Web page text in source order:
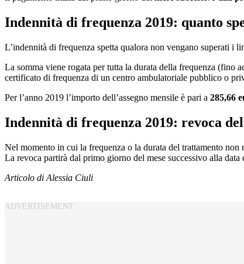
Indennità di frequenza 2019: quanto
L’indennità di frequenza spetta qualora non vengano superati
La somma viene rogata per tutta la durata della frequenza (fino
certificato di frequenza di un centro ambulatoriale pubblico o
Per l’anno 2019 l’importo dell’assegno mensile è pari a 285,66
Indennità di frequenza 2019: revoca
Nel momento in cui la frequenza o la durata del trattamento
La revoca partirà dal primo giorno del mese successivo alla
Articolo di Alessia Ciuli